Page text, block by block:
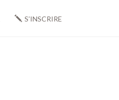
S’INSCRIRE